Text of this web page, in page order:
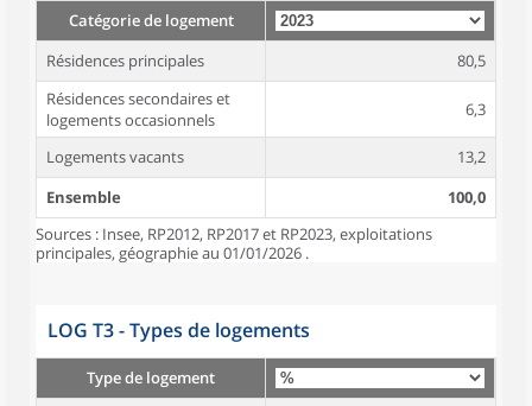
Catégorie de logement
Résidences principales
80,5
Résidences secondaires et
logements occasionnels
6,3
Logements vacants
13,2
Ensemble
100,0
Sources : Insee, RP2012, RP2017 et RP2023, exploitations
principales, géographie au 01/01/2026 .
LOG T3 - Types de logements
Type de logement